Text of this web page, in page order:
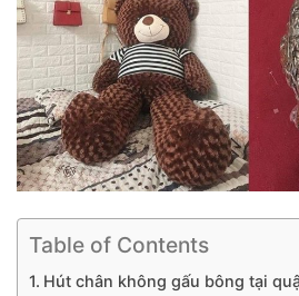
Table of Contents
Hút chân không gấu bông tại